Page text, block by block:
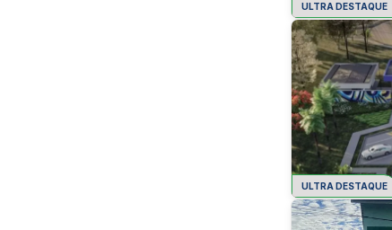
ULTRA DESTAQUE
ULTRA DESTAQUE